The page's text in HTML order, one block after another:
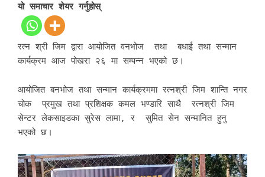
यो समाचार शेयर गर्नुहोस्
रत्न श्री जिम द्वारा आयोजित वनभोज तथा बधाई तथा सन्मान
कार्यक्रम आज पोखरा २६ मा सम्पन्न भएको छ।
आयोजित बनभोज तथा सन्मान कार्यक्रममा रत्नश्री जिम शान्ति नगर
चोक प्रमुख तथा प्रशिक्षक कमल भण्डारि साथै रत्नश्री जिम
सेन्टर लेकसाइडका सुरेस लामा, र सुमित सेन सन्मानित हुनु
भएको छ।